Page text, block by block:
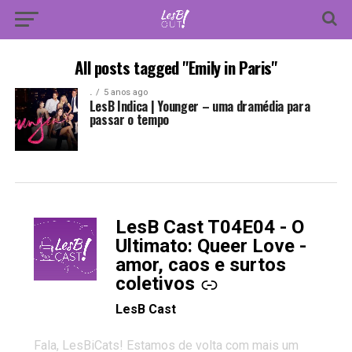
All posts tagged "Emily in Paris"
. 5 anos ago
LesB Indica | Younger – uma dramédia para
passar o tempo
LesB Cast T04E04 - O
Ultimato: Queer Love -
amor, caos e surtos
coletivos
-
LesB Cast
Fala, LesBiCats! Estamos de volta com mais um